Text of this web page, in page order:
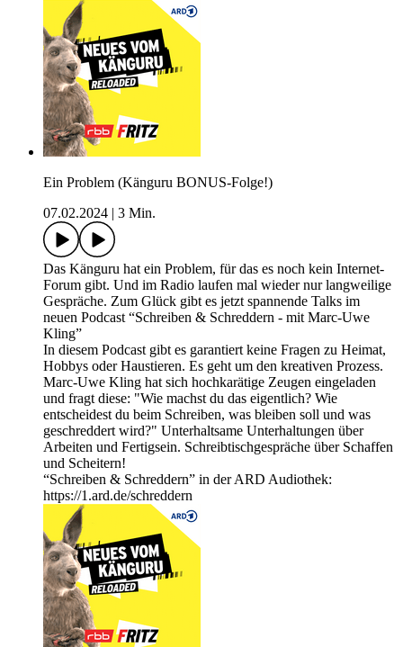
Ein Problem (Känguru BONUS-Folge!)
07.02.2024
3 Min.
Das Känguru hat ein Problem, für das es noch kein Internet-
Forum gibt. Und im Radio laufen mal wieder nur langweilige
Gespräche. Zum Glück gibt es jetzt spannende Talks im
neuen Podcast “Schreiben & Schreddern - mit Marc-Uwe
Kling”
In diesem Podcast gibt es garantiert keine Fragen zu Heimat,
Hobbys oder Haustieren. Es geht um den kreativen Prozess.
Marc-Uwe Kling hat sich hochkarätige Zeugen eingeladen
und fragt diese: "Wie machst du das eigentlich? Wie
entscheidest du beim Schreiben, was bleiben soll und was
geschreddert wird?" Unterhaltsame Unterhaltungen über
Arbeiten und Fertigsein. Schreibtischgespräche über Schaffen
und Scheitern!
“Schreiben & Schreddern” in der ARD Audiothek:
https://1.ard.de/schreddern